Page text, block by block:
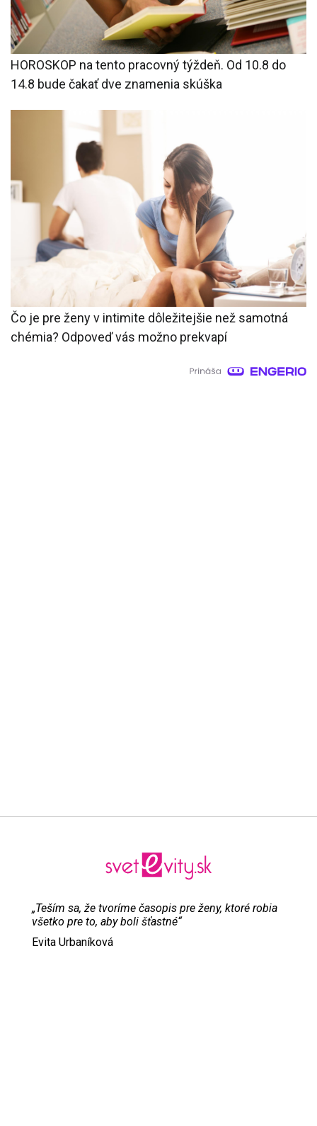
HOROSKOP na tento pracovný týždeň. Od 10.8 do
14.8 bude čakať dve znamenia skúška
Čo je pre ženy v intimite dôležitejšie než samotná
chémia? Odpoveď vás možno prekvapí
„Teším sa, že tvoríme časopis pre ženy, ktoré robia
všetko pre to, aby boli šťastné“
Evita Urbaníková